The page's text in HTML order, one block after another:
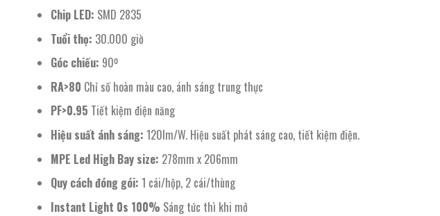
Chip LED: SMD 2835
Tuổi thọ: 30.000 giờ
Góc chiếu: 90º
RA>80 Chỉ số hoàn màu cao, ánh sáng trung thực
PF>0.95 Tiết kiệm điện năng
Hiệu suất ánh sáng: 120lm/W. Hiệu suất phát sáng cao, tiết kiệm điện.
MPE Led High Bay size: 278mm x 206mm
Quy cách đóng gói: 1 cái/hộp, 2 cái/thùng
Instant Light 0s 100% Sáng tức thì khi mở